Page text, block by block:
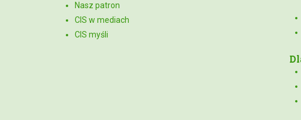
Nasz patron
CIS w mediach
CIS myśli